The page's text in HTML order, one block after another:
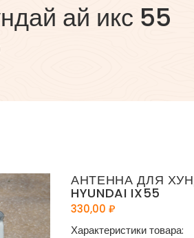
ай икс 55
АНТЕННА ДЛЯ
HYUNDAI IX55
330,00 ₽
Характеристики товара: